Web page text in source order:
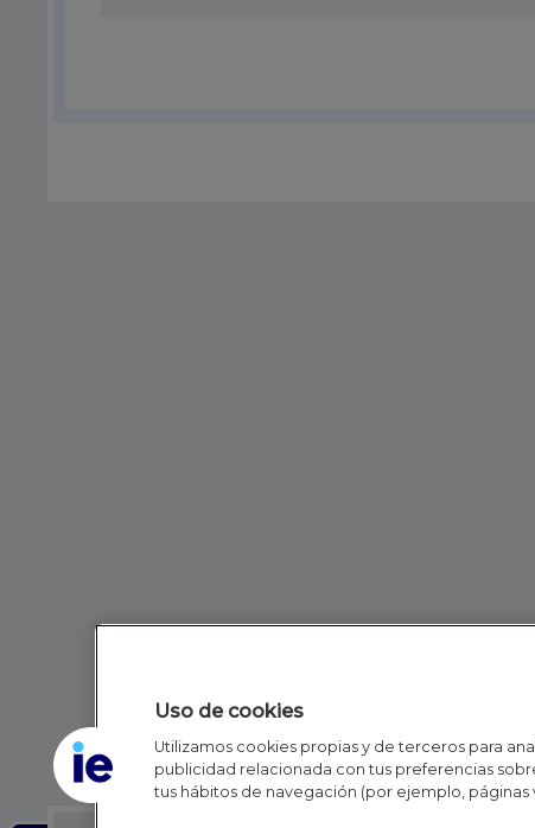
Uso de cookies
Utilizamos cookies propias y de terceros para
publicidad relacionada con tus preferencias
tus hábitos de navegación (por ejemplo, páginas